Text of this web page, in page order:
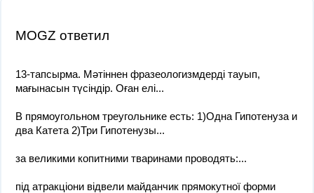
MOGZ ответил
13-тапсырма. Мәтіннен фразеологизмдерді тауып,
мағынасын түсіндір. Оған елі...
В прямоугольном треугольнике есть: 1)Одна Гипотенуза и
два Катета 2)Три Гипотенузы...
за великими копитними тваринами проводять:​...
під атракціони відвели майданчик прямокутної форми